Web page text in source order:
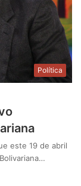
Política
este 19 de abril